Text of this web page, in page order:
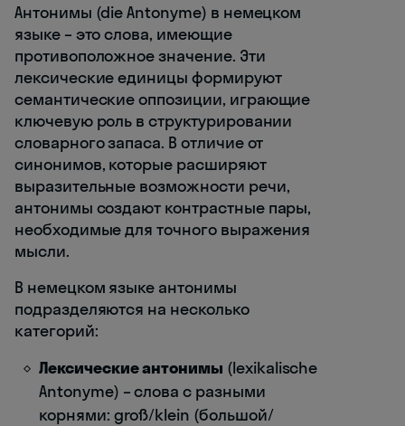
Антонимы (die Antonyme) в немецком
языке – это слова, имеющие
противоположное значение. Эти
лексические единицы формируют
семантические оппозиции, играющие
ключевую роль в структурировании
словарного запаса. В отличие от
синонимов, которые расширяют
выразительные возможности речи,
антонимы создают контрастные пары,
необходимые для точного выражения
мысли.
В немецком языке антонимы
подразделяются на несколько
категорий:
Лексические антонимы (lexikalische
Antonyme) – слова с разными
корнями: groß/klein (большой/